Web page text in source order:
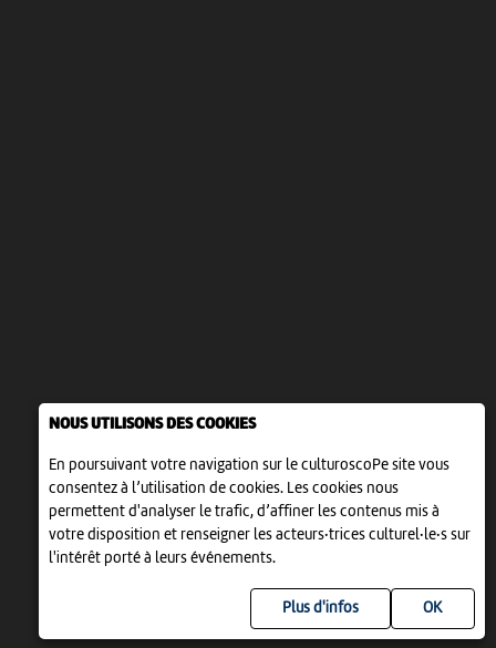
NOUS UTILISONS DES COOKIES
En poursuivant votre navigation sur le culturoscoPe site vous
consentez à l’utilisation de cookies. Les cookies nous
permettent d'analyser le trafic, d’affiner les contenus mis à
votre disposition et renseigner les acteurs·trices culturel·le·s sur
l'intérêt porté à leurs événements.
Plus d'infos